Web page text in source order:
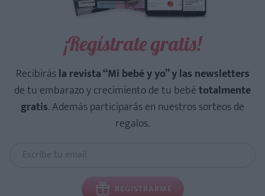
¡Regístrate gratis!
Recibirásla revista “Mi bebé y yo” y las newsletters
de tu embarazo y crecimiento de tu bebétotalmente
gratis. Además participarás en nuestros sorteos de
regalos.
REGISTRARME